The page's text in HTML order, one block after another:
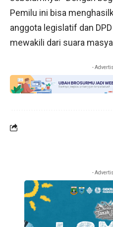
Pemilu ini bisa
anggota legislatif dan
mewakili dari suara
-
-